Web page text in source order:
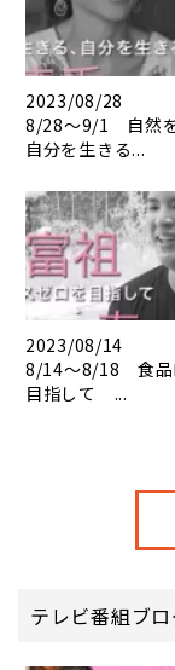
2023/08/28
8/28～9/1 自然を
自分を生きる...
2023/08/14
8/14～8/18 食品
目指して ...
テレビ番組ブ